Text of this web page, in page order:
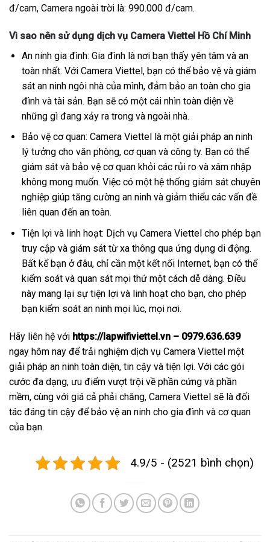
đ/cam, Camera ngoài trời là: 990.000 đ/cam.
Vì sao nên sử dụng dịch vụ Camera Viettel Hồ Chí Minh
An ninh gia đình: Gia đình là nơi bạn thấy yên tâm và an
toàn nhất. Với Camera Viettel, bạn có thể bảo vệ và giám
sát an ninh ngôi nhà của mình, đảm bảo an toàn cho gia
đình và tài sản. Bạn sẽ có một cái nhìn toàn diện về
những gì đang xảy ra trong và ngoài nhà.
Bảo vệ cơ quan: Camera Viettel là một giải pháp an ninh
lý tưởng cho văn phòng, cơ quan và công ty. Bạn có thể
giám sát và bảo vệ cơ quan khỏi các rủi ro và xâm nhập
không mong muốn. Việc có một hệ thống giám sát chuyên
nghiệp giúp tăng cường an ninh và giảm thiểu các vấn đề
liên quan đến an toàn.
Tiện lợi và linh hoạt: Dịch vụ Camera Viettel cho phép bạn
truy cập và giám sát từ xa thông qua ứng dụng di động.
Bất kể bạn ở đâu, chỉ cần một kết nối Internet, bạn có thể
kiểm soát và quan sát mọi thứ một cách dễ dàng. Điều
này mang lại sự tiện lợi và linh hoạt cho bạn, cho phép
bạn kiểm soát an ninh mọi lúc, mọi nơi.
Hãy liên hệ với https://lapwifiviettel.vn – 0979.636.639
ngay hôm nay để trải nghiệm dịch vụ Camera Viettel một
giải pháp an ninh toàn diện, tin cậy và tiện lợi. Với các gói
cước đa dạng, ưu điểm vượt trội về phần cứng và phần
mềm, cùng với giá cả phải chăng, Camera Viettel sẽ là đối
tác đáng tin cậy để bảo vệ an ninh cho gia đình và cơ quan
của bạn.
4.9/5 - (2521 bình chọn)